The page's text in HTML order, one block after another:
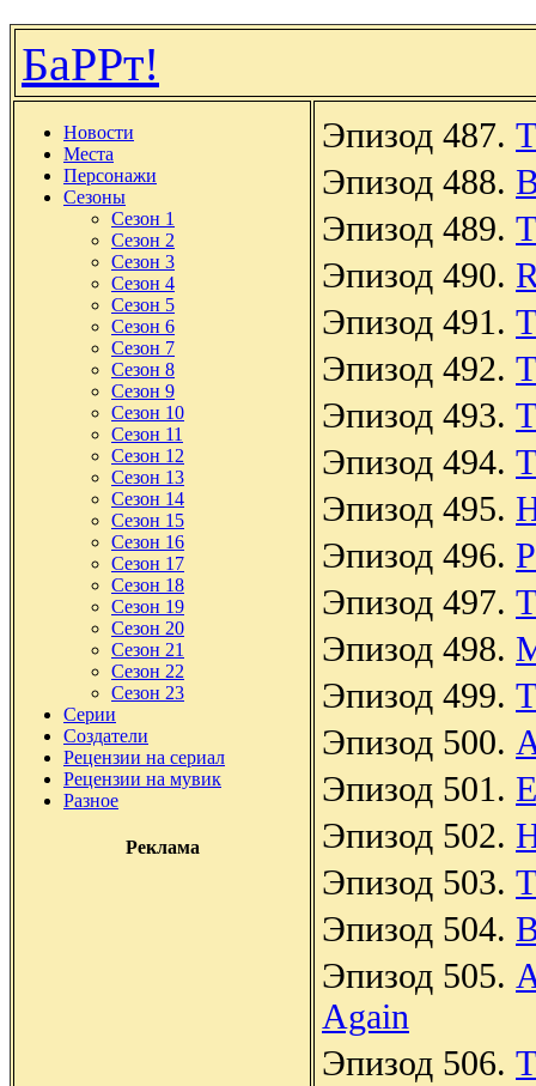
БаРРт!
Новости
Места
Персонажи
Сезоны
Сезон 1
Сезон 2
Сезон 3
Сезон 4
Сезон 5
Сезон 6
Сезон 7
Сезон 8
Сезон 9
Сезон 10
Сезон 11
Сезон 12
Сезон 13
Сезон 14
Сезон 15
Сезон 16
Сезон 17
Сезон 18
Сезон 19
Сезон 20
Сезон 21
Сезон 22
Сезон 23
Серии
Создатели
Рецензии на сериал
Рецензии на мувик
Разное
Реклама
Эпизод 487.
Эпизод 488.
Эпизод 489.
Эпизод 490.
Эпизод 491.
Эпизод 492.
Эпизод 493.
Эпизод 494.
Эпизод 495.
Эпизод 496.
Эпизод 497.
Эпизод 498.
Эпизод 499.
Эпизод 500.
Эпизод 501.
Эпизод 502.
Эпизод 503.
Эпизод 504.
Эпизод 505.
Again
Эпизод 506.